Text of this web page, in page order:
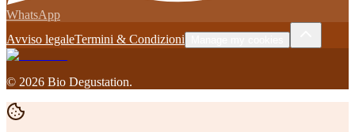
WhatsApp
Avviso legaleTermini & Condizioni
© 2026 Bio Degustation.